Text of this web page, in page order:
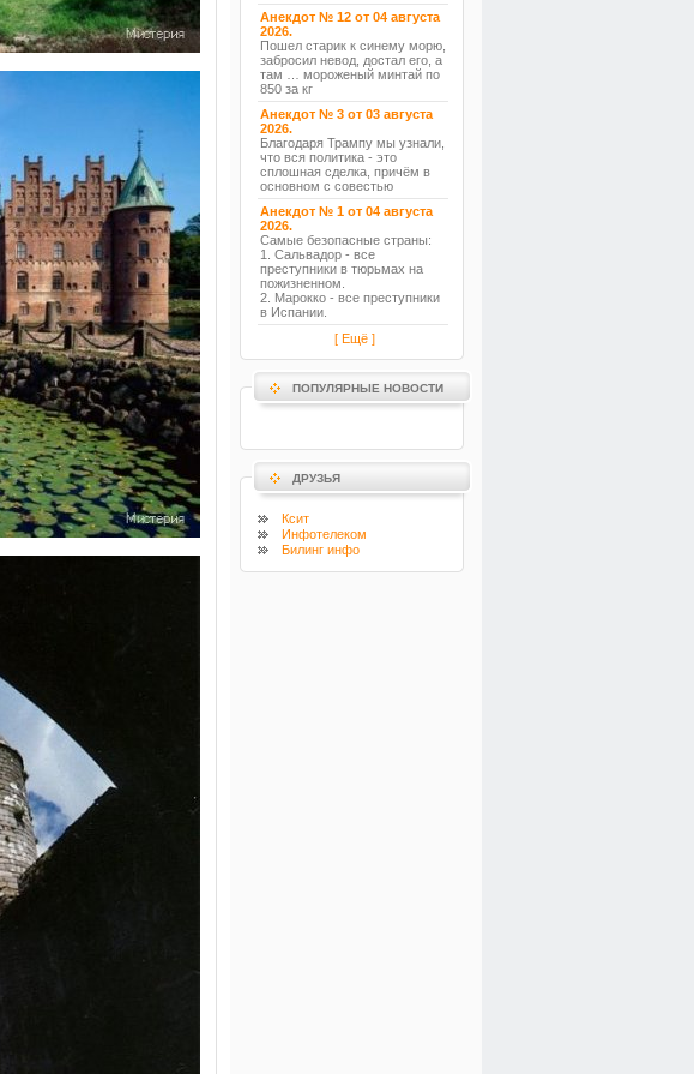
Анекдот № 12 от 04 августа
2026.
Пошел старик к синему морю,
забросил невод, достал его, а
там … мороженый минтай по
850 за кг
Анекдот № 3 от 03 августа
2026.
Благодаря Трампу мы узнали,
что вся политика - это
сплошная сделка, причём в
основном с совестью
Анекдот № 1 от 04 августа
2026.
Самые безопасные страны:
1. Сальвадор - все
преступники в тюрьмах на
пожизненном.
2. Марокко - все преступники
в Испании.
[ Ещё ]
ПОПУЛЯРНЫЕ НОВОСТИ
ДРУЗЬЯ
Ксит
Инфотелеком
Билинг инфо